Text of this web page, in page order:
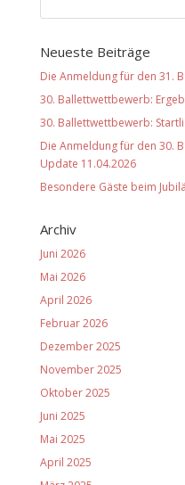
Neueste Beiträge
Die Anmeldung für den 31.
30. Ballettwettbewerb:
30. Ballettwettbewerb:
Die Anmeldung für den 30.
Update 11.04.2026
Besondere Gäste beim
Archiv
Juni 2026
Mai 2026
April 2026
Februar 2026
Dezember 2025
November 2025
Oktober 2025
Juni 2025
Mai 2025
April 2025